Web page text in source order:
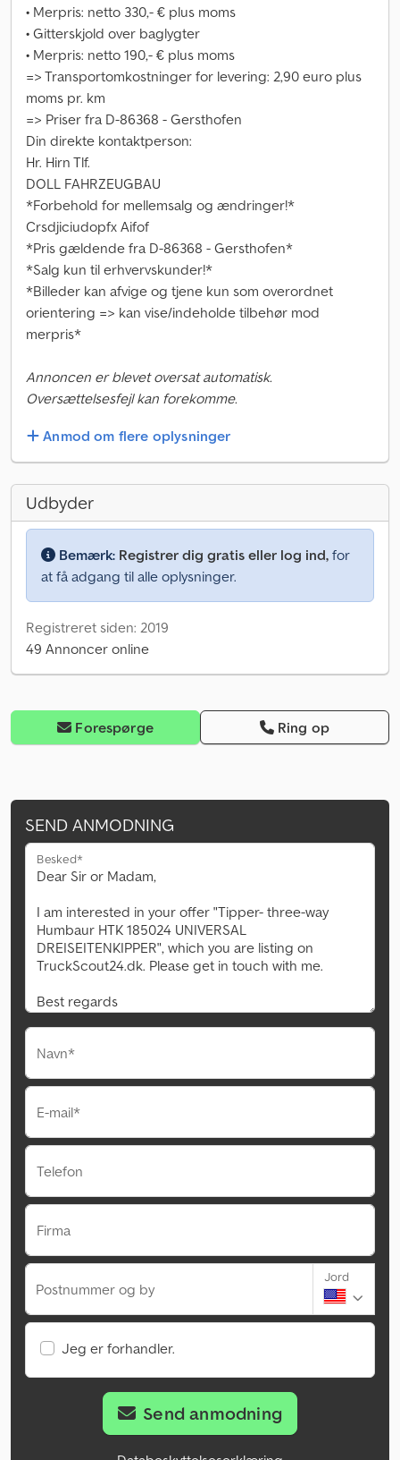
• Merpris: netto 330,- € plus moms
• Gitterskjold over baglygter
• Merpris: netto 190,- € plus moms
=> Transportomkostninger for levering: 2,90 euro plus
moms pr. km
=> Priser fra D-86368 - Gersthofen
Din direkte kontaktperson:
Hr. Hirn Tlf.
DOLL FAHRZEUGBAU
*Forbehold for mellemsalg og ændringer!*
Crsdjiciudopfx Aifof
*Pris gældende fra D-86368 - Gersthofen*
*Salg kun til erhvervskunder!*
*Billeder kan afvige og tjene kun som overordnet
orientering => kan vise/indeholde tilbehør mod
merpris*
Annoncen er blevet oversat automatisk.
Oversættelsesfejl kan forekomme.
Anmod om flere oplysninger
Udbyder
Bemærk: Registrer dig gratis eller log ind, for
at få adgang til alle oplysninger.
Registreret siden: 2019
49 Annoncer online
Forespørge Ring op
SEND ANMODNING
Besked*
Navn*
E-mail*
Telefon
Firma
Postnummer og by
Jord
Jeg er forhandler.
Send anmodning